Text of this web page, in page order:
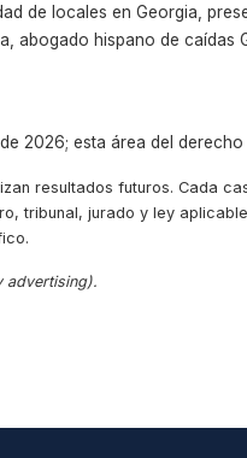
de locales en Georgia,
abogado hispano de caídas
2026; esta área del derecho
resultados futuros. Cada
tribunal, jurado y ley
advertising).